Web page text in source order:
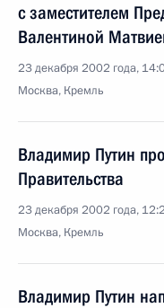
с заместителем
Валентиной
23 декабря 2002 года,
Москва, Кремль
Владимир Путин
Правительства
23 декабря 2002 года,
Москва, Кремль
Владимир Путин